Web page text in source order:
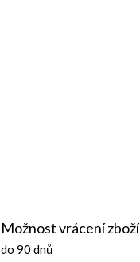
Možnost vrácení zboží
do 90 dnů